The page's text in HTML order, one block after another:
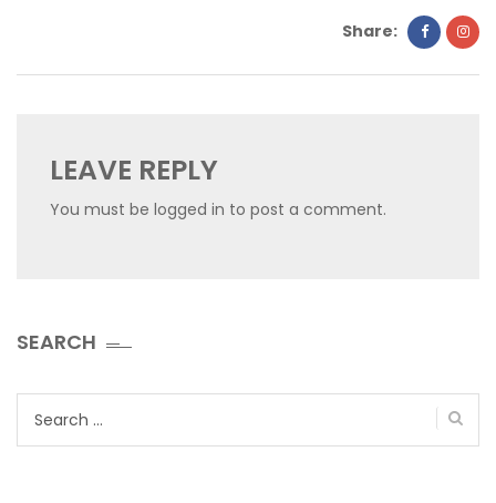
Share:
LEAVE REPLY
You must be logged in to post a comment.
SEARCH